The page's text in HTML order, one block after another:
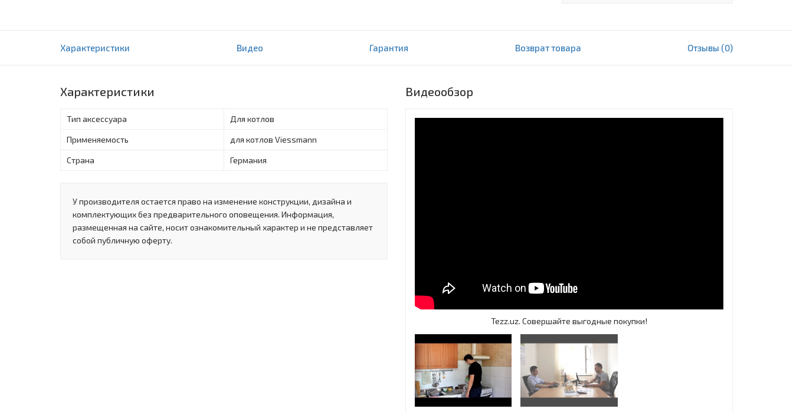
Vitodens DN100 в комплекте (четырехкотловая установка)
12 348 000 сум В корзину
Характеристики Видео Гарантия Возврат товара Отзывы (0)
Характеристики
Тип аксессуара Для котлов
Применяемость для котлов Viessmann
Страна Германия
У производителя остается право на изменение конструкции, дизайна и
комплектующих без предварительного оповещения. Информация,
размещенная на сайте, носит ознакомительный характер и не представляет
собой публичную оферту.
Видеообзор
Tezz.uz. Совершайте выгодные покупки!